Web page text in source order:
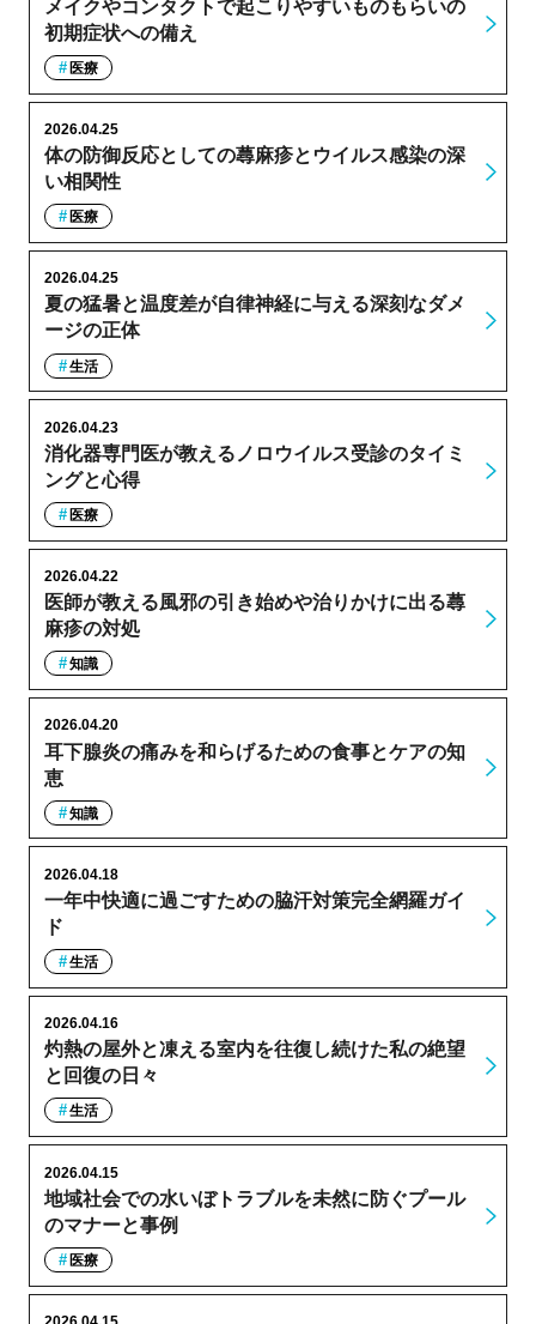
メイクやコンタクトで起こりやすいものもらいの
初期症状への備え
医療
体の防御反応としての蕁麻疹とウイルス感染の深
い相関性
2026.04.25
医療
夏の猛暑と温度差が自律神経に与える深刻なダメ
ージの正体
2026.04.25
生活
消化器専門医が教えるノロウイルス受診のタイミ
ングと心得
2026.04.23
医療
医師が教える風邪の引き始めや治りかけに出る蕁
麻疹の対処
2026.04.22
知識
耳下腺炎の痛みを和らげるための食事とケアの知
恵
2026.04.20
知識
一年中快適に過ごすための脇汗対策完全網羅ガイ
ド
2026.04.18
生活
灼熱の屋外と凍える室内を往復し続けた私の絶望
と回復の日々
2026.04.16
生活
地域社会での水いぼトラブルを未然に防ぐプール
のマナーと事例
2026.04.15
医療